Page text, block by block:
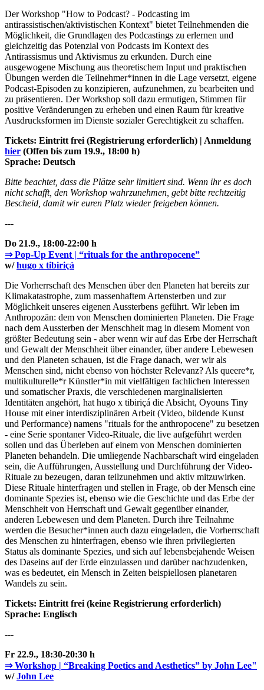
Der Workshop "How to Podcast? - Podcasting im
antirassistischen/aktivistischen Kontext" bietet Teilnehmenden die
Möglichkeit, die Grundlagen des Podcastings zu erlernen und
gleichzeitig das Potenzial von Podcasts im Kontext des
Antirassismus und Aktivismus zu erkunden. Durch eine
ausgewogene Mischung aus theoretischem Input und praktischen
Übungen werden die Teilnehmer*innen in die Lage versetzt, eigene
Podcast-Episoden zu konzipieren, aufzunehmen, zu bearbeiten und
zu präsentieren. Der Workshop soll dazu ermutigen, Stimmen für
positive Veränderungen zu erheben und einen Raum für kreative
Ausdrucksformen im Dienste sozialer Gerechtigkeit zu schaffen.
Tickets: Eintritt frei (Registrierung erforderlich) | Anmeldung
hier (Offen bis zum 19.9., 18:00 h)
Sprache: Deutsch
Bitte beachtet, dass die Plätze sehr limitiert sind. Wenn ihr es doch
nicht schafft, den Workshop wahrzunehmen, gebt bitte rechtzeitig
Bescheid, damit wir euren Platz wieder freigeben können.
---
Do 21.9., 18:00-22:00 h
⇒ Pop-Up Event | “rituals for the anthropocene”
w/hugo x tibiriçá
Die Vorherrschaft des Menschen über den Planeten hat bereits zur
Klimakatastrophe, zum massenhaftem Artensterben und zur
Möglichkeit unseres eigenen Aussterbens geführt. Wir leben im
Anthropozän: dem von Menschen dominierten Planeten. Die Frage
nach dem Aussterben der Menschheit mag in diesem Moment von
größter Bedeutung sein - aber wenn wir auf das Erbe der Herrschaft
und Gewalt der Menschheit über einander, über andere Lebewesen
und den Planeten schauen, ist die Frage danach, wer wir als
Menschen sind, nicht ebenso von höchster Relevanz? Als queere*r,
multikulturelle*r Künstler*in mit vielfältigen fachlichen Interessen
und somatischer Praxis, die verschiedenen marginalisierten
Identitäten angehört, hat hugo x tibiriçá die Absicht, Oyouns Tiny
House mit einer interdisziplinären Arbeit (Video, bildende Kunst
und Performance) namens "rituals for the anthropocene" zu besetzen
- eine Serie spontaner Video-Rituale, die live aufgeführt werden
sollen und das Überleben auf einem von Menschen dominierten
Planeten behandeln. Die umliegende Nachbarschaft wird eingeladen
sein, die Aufführungen, Ausstellung und Durchführung der Video-
Rituale zu bezeugen, daran teilzunehmen und aktiv mitzuwirken.
Diese Rituale hinterfragen und stellen in Frage, ob der Mensch eine
dominante Spezies ist, ebenso wie die Geschichte und das Erbe der
Menschheit von Herrschaft und Gewalt gegenüber einander,
anderen Lebewesen und dem Planeten. Durch ihre Teilnahme
werden die Besucher*innen auch dazu eingeladen, die Vorherrschaft
des Menschen zu hinterfragen, ebenso wie ihren privilegierten
Status als dominante Spezies, und sich auf lebensbejahende Weisen
des Daseins auf der Erde einzulassen und darüber nachzudenken,
was es bedeutet, ein Mensch in Zeiten beispiellosen planetaren
Wandels zu sein.
Tickets: Eintritt frei (keine Registrierung erforderlich)
Sprache: Englisch
---
Fr 22.9., 18:30-20:30 h
⇒ Workshop | “Breaking Poetics and Aesthetics” by John Lee"
w/John Lee